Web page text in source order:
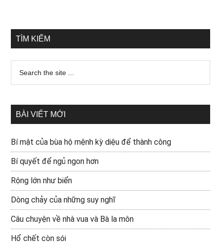
TÌM KIẾM
BÀI VIẾT MỚI
Bí mật của bùa hộ mệnh kỳ diệu để thành công
Bí quyết để ngủ ngon hơn
Rộng lớn như biển
Dòng chảy của những suy nghĩ
Câu chuyện về nhà vua và Bà la môn
Hổ chết còn sói